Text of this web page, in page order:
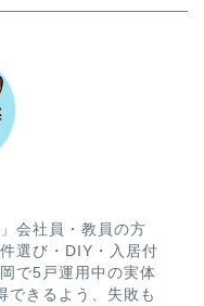
会社員・教員の方
選び・DIY・入居付
で5戸運用中の実体
できるよう、失敗も